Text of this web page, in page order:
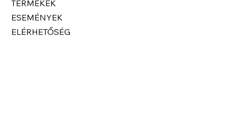
TERMÉKEK
ESEMÉNYEK
ELÉRHETŐSÉG